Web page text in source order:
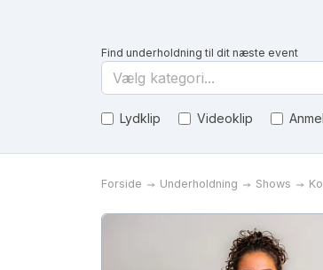
Find underholdning til dit næste event
Vælg kategori...
Lydklip Videoklip
Forside Underholdning Shows